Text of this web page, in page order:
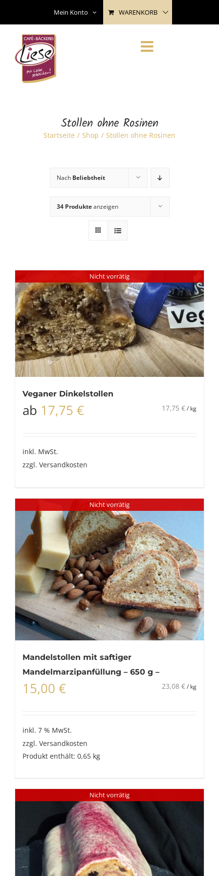
content
Mein Konto WARENKORB
Stollen ohne Rosinen
Startseite Shop Stollen ohne Rosinen
Nach Beliebtheit
34 Produkteanzeigen
Nicht vorrätig
Veganer Dinkelstollen
ab 17,75 € 17,75 €/ kg
inkl. MwSt.
zzgl. Versandkosten
Nicht vorrätig
Mandelstollen mit saftiger
Mandelmarzipanfüllung – 650 g –
15,00 € 23,08 €/ kg
inkl. 7 % MwSt.
zzgl. Versandkosten
Produkt enthält: 0,65 kg
Nicht vorrätig